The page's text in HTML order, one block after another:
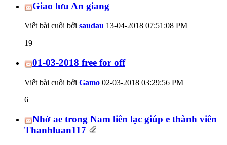
Giao lưu An giang
Viết bài cuối bởi saudau 13-04-2018 07:51:08 PM
19
01-03-2018 free for off
Viết bài cuối bởi Gamo 02-03-2018 03:29:56 PM
6
Nhờ ae trong Nam liên lạc giúp e thành viên
Thanhluan117